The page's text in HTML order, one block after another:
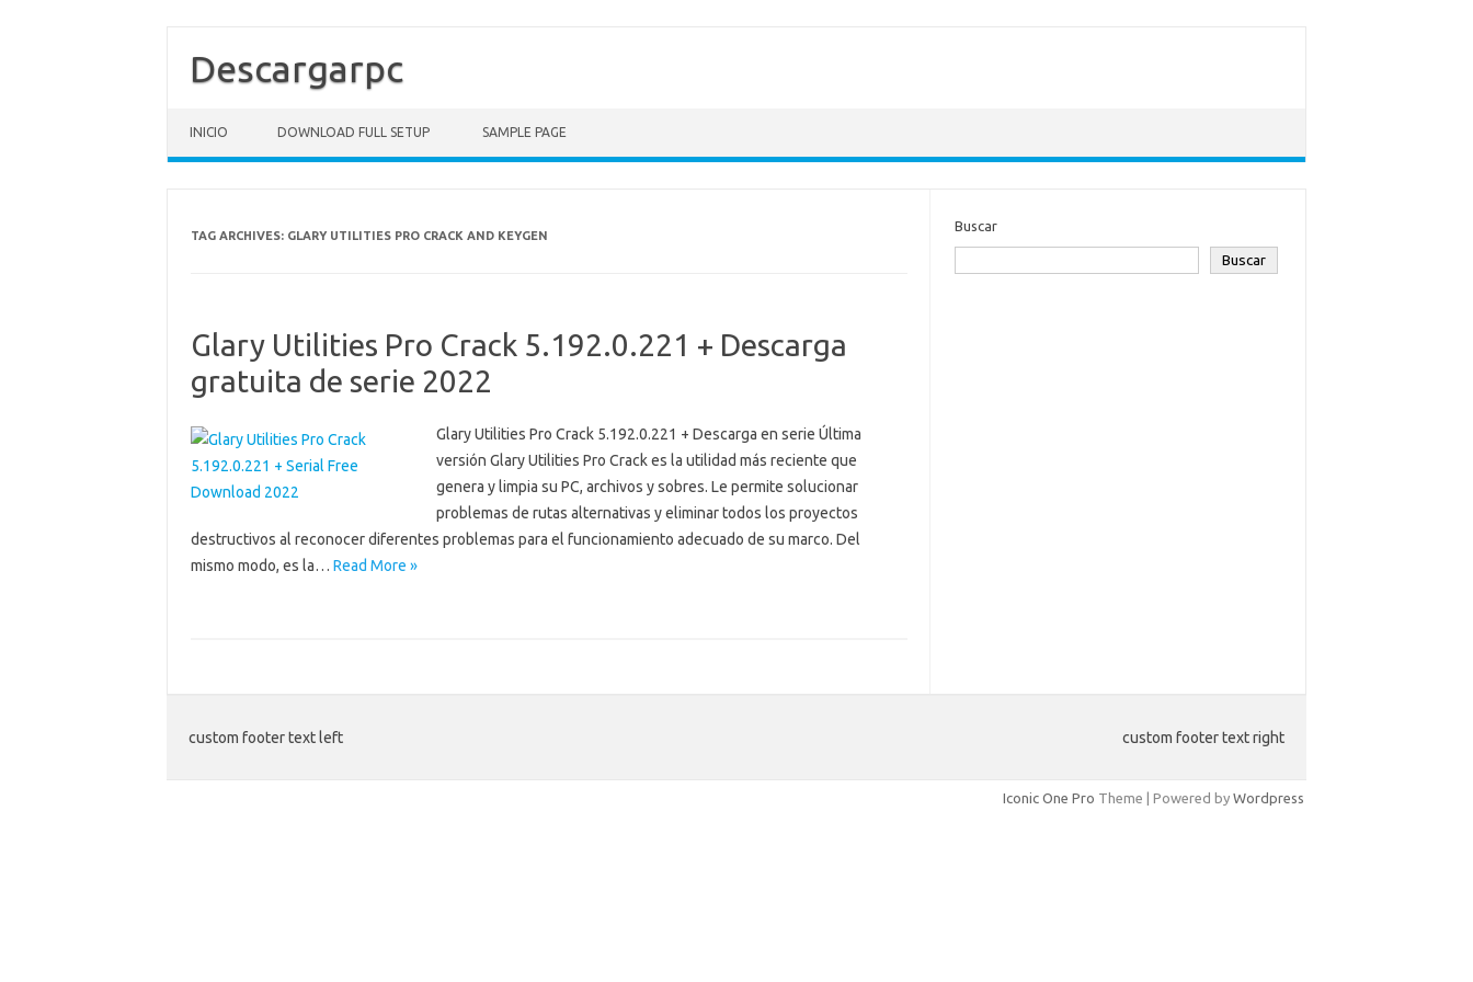
Descargarpc
INICIO DOWNLOAD FULL SETUP SAMPLE PAGE
TAG ARCHIVES: GLARY UTILITIES PRO CRACK AND KEYGEN
Glary Utilities Pro Crack 5.192.0.221 + Descarga
gratuita de serie 2022
Glary Utilities Pro Crack 5.192.0.221 + Descarga en serie Última
versión Glary Utilities Pro Crack es la utilidad más reciente que
genera y limpia su PC, archivos y sobres. Le permite solucionar
problemas de rutas alternativas y eliminar todos los proyectos
destructivos al reconocer diferentes problemas para el funcionamiento adecuado de su marco. Del
mismo modo, es la… Read More »
Buscar
Buscar
custom footer text left custom footer text right
Iconic One Pro Theme | Powered by Wordpress